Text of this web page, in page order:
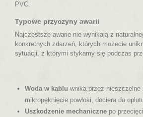
PVC.
Typowe przyczyny awarii
Najczęstsze awarie nie wynikają z
konkretnych zdarzeń, których możecie
sytuacji, z którymi stykamy się podczas
Woda w kablu wnika przez nieszczelne
mikropęknięcie powłoki, dociera do
Uszkodzenie mechaniczne po